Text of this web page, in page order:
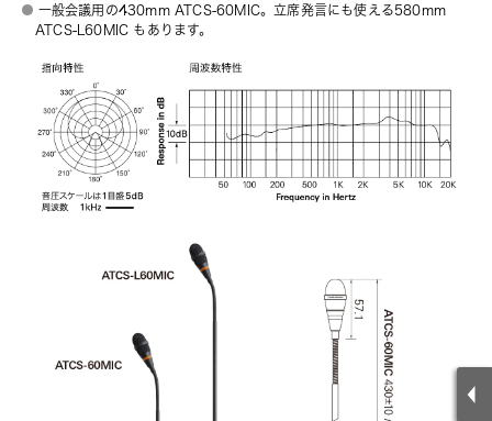
一般会議用の430mm ATCS-60MIC。 立席発言にも使える580mm
ATCS-L60MIC もあります。